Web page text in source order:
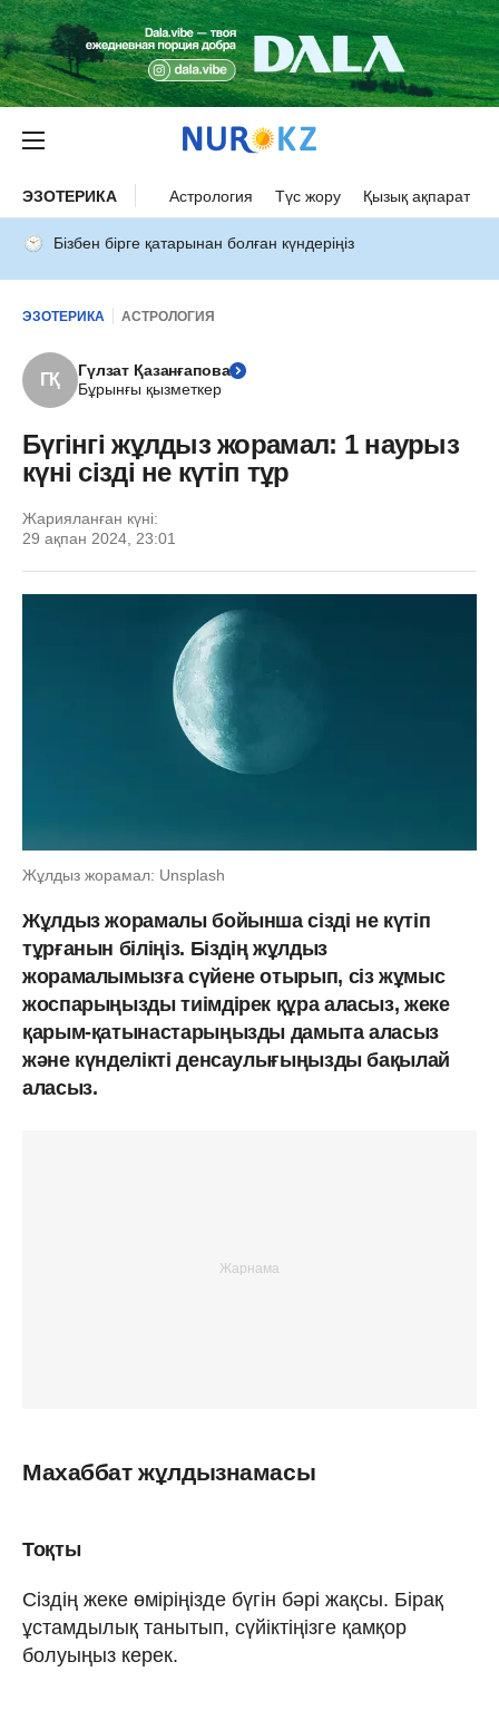
ЭЗОТЕРИКА Астрология Түс жору Қызық ақпарат
Бізбен бірге қатарынан болған күндеріңіз
ЭЗОТЕРИКА АСТРОЛОГИЯ
ГҚ
Гүлзат Қазанғапова
Бұрынғы қызметкер
Бүгінгі жұлдыз жорамал: 1 наурыз
күні сізді не күтіп тұр
Жарияланған күні:
29 ақпан 2024, 23:01
Жұлдыз жорамал: Unsplash
Жұлдыз жорамалы бойынша сізді не күтіп
тұрғанын біліңіз. Біздің жұлдыз
жорамалымызға сүйене отырып, сіз жұмыс
жоспарыңызды тиімдірек құра аласыз, жеке
қарым-қатынастарыңызды дамыта аласыз
және күнделікті денсаулығыңызды бақылай
аласыз.
Махаббат жұлдызнамасы
Тоқты
Сіздің жеке өміріңізде бүгін бәрі жақсы. Бірақ
ұстамдылық танытып, сүйіктіңізге қамқор
болуыңыз керек.